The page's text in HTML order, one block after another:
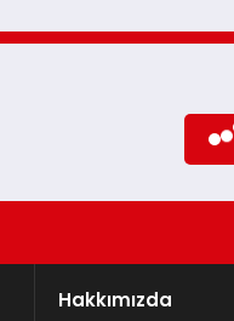
Hakkımızda